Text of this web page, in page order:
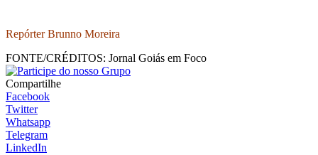
Repórter Brunno Moreira
FONTE/CRÉDITOS: Jornal Goiás em Foco
Compartilhe
Facebook
Twitter
Whatsapp
Telegram
LinkedIn